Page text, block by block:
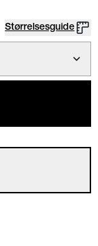
Størrelsesguide